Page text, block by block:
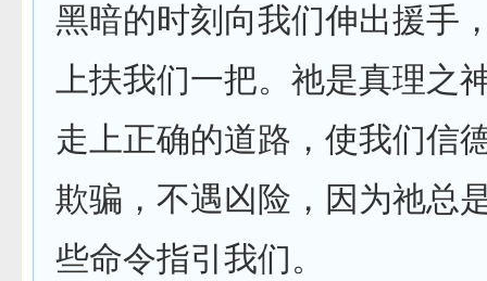
黑暗的时刻向我们伸出援手
上扶我们一把。祂是真理之
走上正确的道路，使我们信
欺骗，不遇凶险，因为祂总
些命令指引我们。